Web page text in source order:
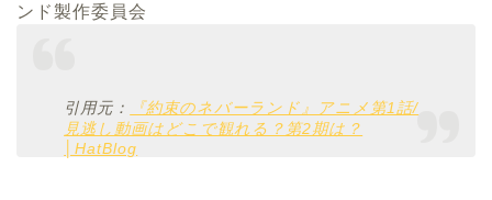
ンド製作委員会
引用元：
『約束のネバーランド』アニメ第1話/
見逃し動画はどこで観れる？第2期は？
│HatBlog